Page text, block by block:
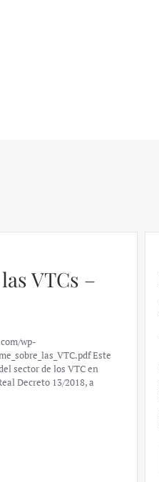
VTCs –
wp-
Este
sector de los VTC en
Decreto 13/2018, a